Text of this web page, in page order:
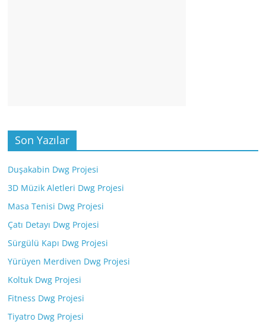
Son Yazılar
Duşakabin Dwg Projesi
3D Müzik Aletleri Dwg Projesi
Masa Tenisi Dwg Projesi
Çatı Detayı Dwg Projesi
Sürgülü Kapı Dwg Projesi
Yürüyen Merdiven Dwg Projesi
Koltuk Dwg Projesi
Fitness Dwg Projesi
Tiyatro Dwg Projesi